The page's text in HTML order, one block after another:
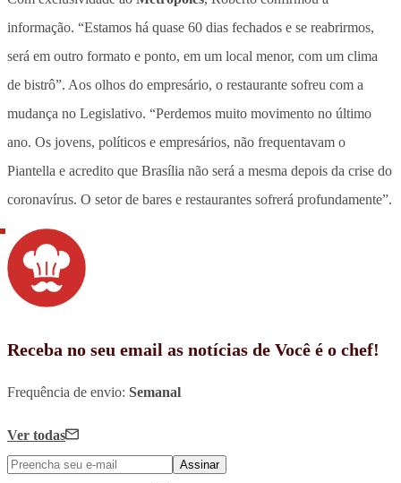
informação. “Estamos há quase 60 dias fechados e se reabrirmos,
será em outro formato e ponto, em um local menor, com um clima
de bistrô”. Aos olhos do empresário, o restaurante sofreu com a
mudança no Legislativo. “Perdemos muito movimento no último
ano. Os jovens, políticos e empresários, não frequentavam o
Piantella e acredito que Brasília não será a mesma depois da crise do
coronavírus. O setor de bares e restaurantes sofrerá profundamente”.
Receba no seu email as notícias de Você é o chef!
Frequência de envio: Semanal
Ver todas
Assinar